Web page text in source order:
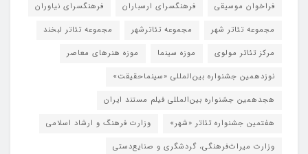
فراخوان موسیقی
فرهنگسرای ارسباران
فرهنگسرای نیاوران
مجموعه تئاتر شهر
مجموعه تئاترشهر
مجموعه تئاتر لبخند
مرکز تئاتر مولوی
موزه سینما
موزه هنرهای معاصر
نوزدهمین جشنواره بین‌المللی «سینماحقیقت»
هجدهمین جشنواره بین‌المللی فیلم مستند ایران
هفتمین جشنواره تئاتر «شهر»
وزارت فرهنگ و ارشاد اسلامی
وزارت میراث‌فرهنگی، گردشگری و صنایع‌دستی